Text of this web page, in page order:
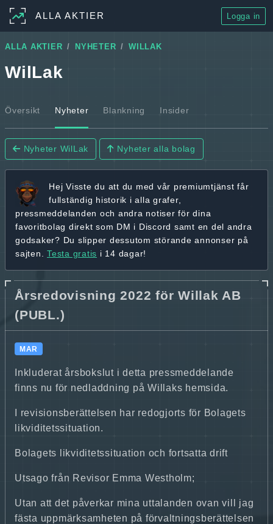
ALLA AKTIER Logga in
ALLA AKTIER NYHETER WILLAK
WilLak
Översikt Nyheter Blankning Insider
Nyheter WilLak Nyheter alla bolag
Hej Visste du att du med vår premiumtjänst får
fullständig historik i alla grafer,
pressmeddelanden och andra notiser för dina
favoritbolag direkt som DM i Discord samt en del andra
godsaker? Du slipper dessutom störande annonser på
sajten. Testa gratis i 14 dagar!
Årsredovisning 2022 för Willak AB
(PUBL.)
MAR
Inkluderat årsbokslut i detta pressmeddelande
finns nu för nedladdning på Willaks hemsida.
I revisionsberättelsen har redogjorts för Bolagets
likviditetssituation.
Bolagets likviditetssituation och fortsatta drift
Utsago från Revisor Emma Westholm;
Utan att det påverkar mina uttalanden ovan vill jag
fästa uppmärksamheten på förvaltningsberättelsen